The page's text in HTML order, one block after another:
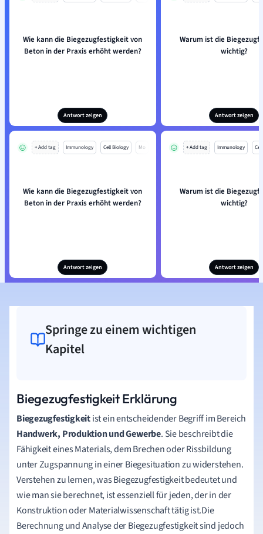
Wie kann die Biegezugfestigkeit von
Beton in der Praxis erhöht werden?
Antwort zeigen
Warum ist die
wichtig?
Antwort zeigen
+ Add tag Immunology Cell Biology Mo
Wie kann die Biegezugfestigkeit von
Beton in der Praxis erhöht werden?
Antwort zeigen
+ Add tag Immunology
Warum ist die
wichtig?
Antwort zeigen
Springe zu einem wichtigen
Kapitel
Biegezugfestigkeit Erklärung
Biegezugfestigkeitist ein entscheidender Begriff im Bereich
Handwerk, Produktion und Gewerbe. Sie beschreibt die
Fähigkeit eines Materials, dem Brechen oder Rissbildung
unter Zugspannung in einer Biegesituation zu widerstehen.
Verstehen zu lernen, was Biegezugfestigkeit bedeutet und
wie man sie berechnet, ist essenziell für jeden, der in der
Konstruktion oder Materialwissenschaft tätig ist.Die
Berechnung und Analyse der Biegezugfestigkeit sind jedoch